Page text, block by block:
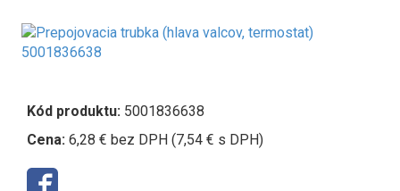
Kód produktu: 5001836638
Cena: 6,28 € bez DPH (7,54 € s DPH)